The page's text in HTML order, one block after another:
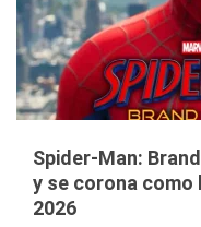
Spider-Man:
y se corona como
2026